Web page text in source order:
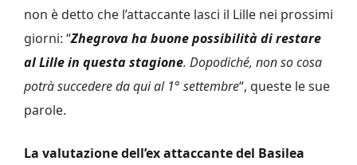
non è detto che l’attaccante lasci il Lille nei prossimi
giorni: “Zhegrova ha buone possibilità di restare
al Lille in questa stagione. Dopodiché, non so cosa
potrà succedere da qui al 1° settembre“, queste le sue
parole.
La valutazione dell’ex attaccante del Basilea